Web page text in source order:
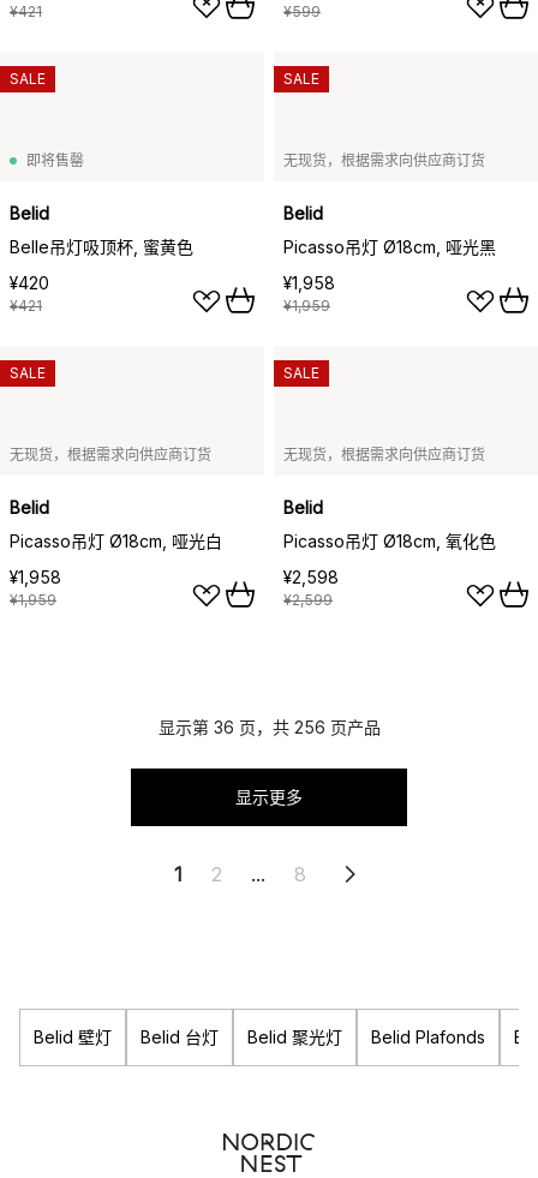
¥421 ¥599
即将售罄
Belid
Belle吊灯吸顶杯, 蜜黄色
¥420
¥421
SALE
无现货，根据需求向供应商订货
Belid
Picasso吊灯 Ø18cm, 哑光黑
¥1,958
¥1,959
SALE
无现货，根据需求向供应商订货
Belid
Picasso吊灯 Ø18cm, 哑光白
¥1,958
¥1,959
SALE
无现货，根据需求向供应商订货
Belid
Picasso吊灯 Ø18cm, 氧化色
¥2,598
¥2,599
SALE
显示第 36 页，共 256 页产品
显示更多
1 2 ... 8
Belid 壁灯 Belid 台灯 Belid 聚光灯 Belid Plafonds